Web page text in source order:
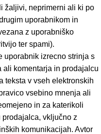
žaljivi, neprimerni ali ki po
uporabnikom in
z uporabniško
ter spami).
uporabnik izrecno strinja s
komentarja in prodajalcu
teksta v vseh elektronskih
vsebino mnenja ali
in za katerikoli
vključno z
komunikacijah. Avtor